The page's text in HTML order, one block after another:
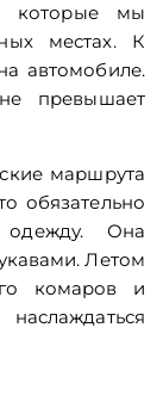
которые мы
местах. К
автомобиле.
превышает
маршрута
обязательно
одежду. Она
Летом
комаров и